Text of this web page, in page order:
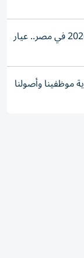
أسعار الذهب اليوم الجمعة 7 أغسطس 2026 في مصر.. عيار
موظفينا وأصولنا